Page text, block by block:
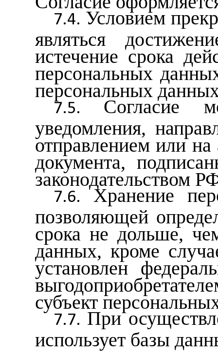
Условием
являться
истечение срока
персональных
персональных
Согласие
уведомления,
отправлением или на
документа,
законодательством
Хранение
позволяющей
срока не дольше,
данных, кроме
установлен
субъект
При
использует базы